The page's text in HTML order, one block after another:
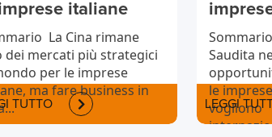
italiane
La Cina rimane
dei mercati più strategici
per le imprese
ma fare business in
TUTTO
Saudita
le
vogliono
LEGGI